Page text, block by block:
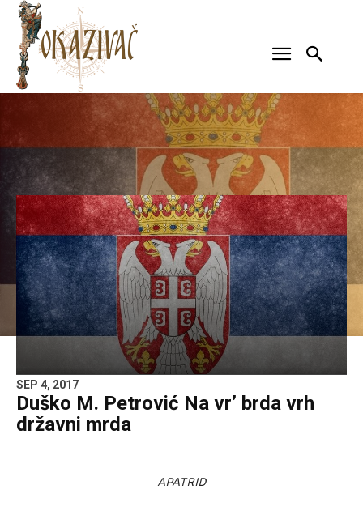
SEP 4, 2017
Duško M. Petrović Na vr’ brda vrh
državni mrda
APATRID